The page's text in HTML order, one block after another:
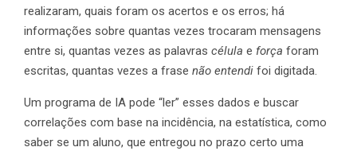
realizaram, quais foram os acertos e os erros; há
informações sobre quantas vezes trocaram mensagens
entre si, quantas vezes as palavras célula e força foram
escritas, quantas vezes a frase não entendi foi digitada.
Um programa de IA pode “ler” esses dados e buscar
correlações com base na incidência, na estatística, como
saber se um aluno, que entregou no prazo certo uma